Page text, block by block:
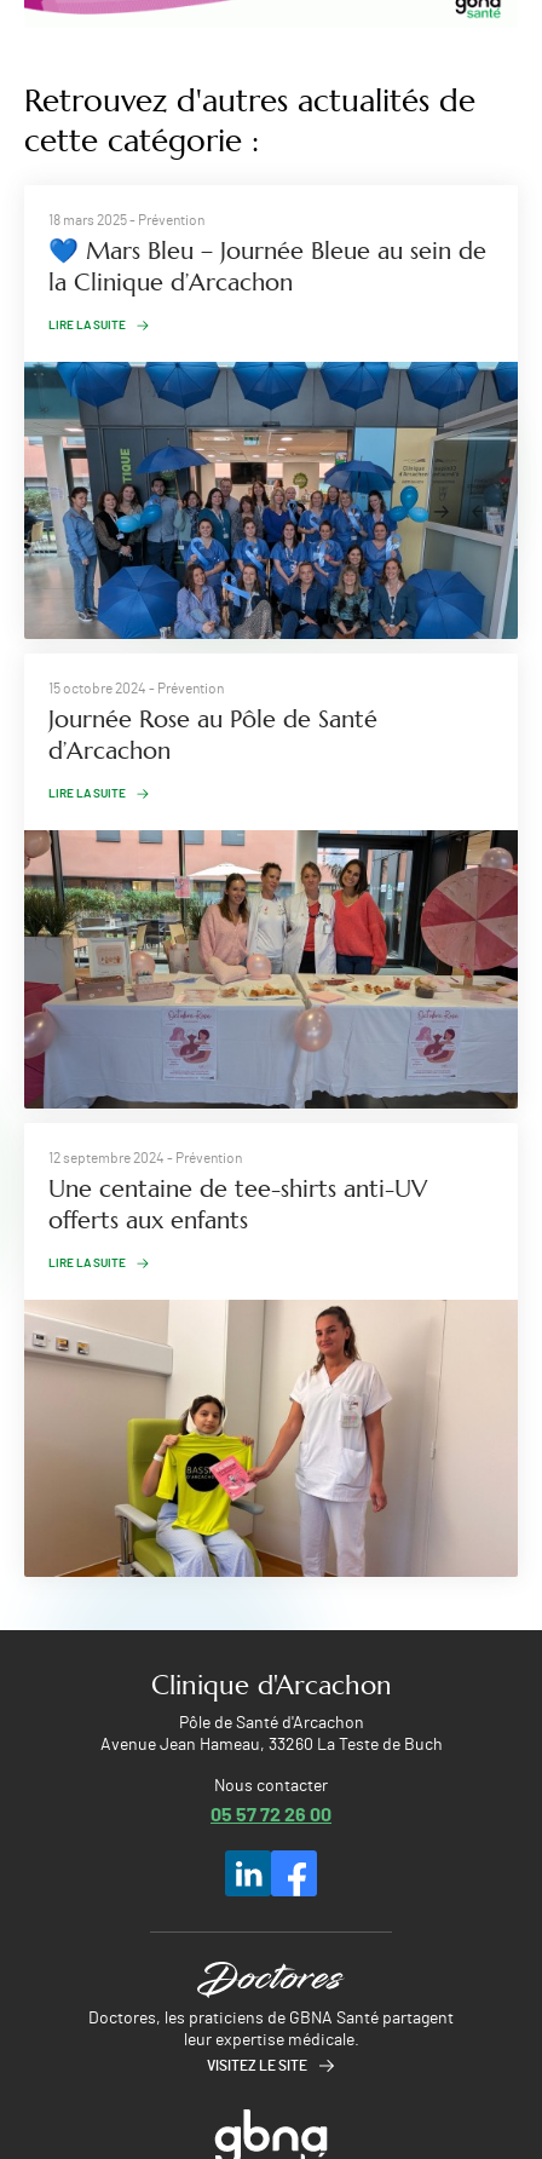
Retrouvez d'autres actualités de
cette catégorie :
18 mars 2025- Prévention
💙 Mars Bleu – Journée Bleue au sein de
la Clinique d’Arcachon
LIRE LA SUITE
15 octobre 2024 - Prévention
Journée Rose au Pôle de Santé
d’Arcachon
LIRE LA SUITE
12 septembre 2024 - Prévention
Une centaine de tee-shirts anti-UV
offerts aux enfants
LIRE LA SUITE
Clinique d'Arcachon
Pôle de Santé d'Arcachon
Avenue Jean Hameau, 33260 La Teste de Buch
Nous contacter
05 57 72 26 00
Doctores, les praticiens de GBNA Santé partagent
leur expertise médicale.
VISITEZ LE SITE